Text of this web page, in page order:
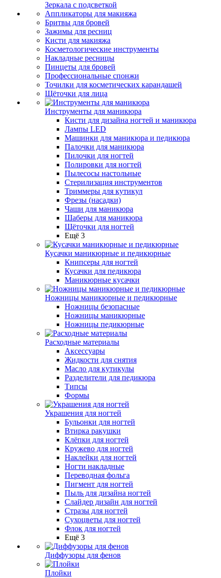
Зеркала с подсветкой
Аппликаторы для макияжа
Бритвы для бровей
Зажимы для ресниц
Кисти для макияжа
Косметологические инструменты
Накладные ресницы
Пинцеты для бровей
Профессиональные спонжи
Точилки для косметических карандашей
Щёточки для лица
Инструменты для маникюра
Кисти для дизайна ногтей и маникюра
Лампы LED
Машинки для маникюра и педикюра
Палочки для маникюра
Пилочки для ногтей
Полировки для ногтей
Пылесосы настольные
Стерилизация инструментов
Триммеры для кутикул
Фрезы (насадки)
Чаши для маникюра
Шаберы для маникюра
Щёточки для ногтей
Ещё 3
Кусачки маникюрные и педикюрные
Книпсеры для ногтей
Кусачки для педикюра
Маникюрные кусачки
Ножницы маникюрные и педикюрные
Ножницы безопасные
Ножницы маникюрные
Ножницы педикюрные
Расходные материалы
Аксессуары
Жидкости для снятия
Масло для кутикулы
Разделители для педикюра
Типсы
Формы
Украшения для ногтей
Бульонки для ногтей
Втирка ракушки
Клёпки для ногтей
Кружево для ногтей
Наклейки для ногтей
Ногти накладные
Переводная фольга
Пигмент для ногтей
Пыль для дизайна ногтей
Слайдер дизайн для ногтей
Стразы для ногтей
Сухоцветы для ногтей
Флок для ногтей
Ещё 3
Диффузоры для фенов
Плойки